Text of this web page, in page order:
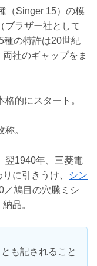
（Singer 15）の模
ブラザー社として
種の特許は20世紀
社のギャップをま
的にスタート。
。
翌1940年、三菱電
に引きうけ、
シン
／鳩目の穴縢ミシ
品。
も記されること